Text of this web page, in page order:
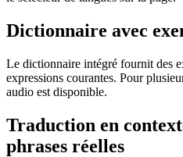
Dictionnaire avec
Le dictionnaire intégré fournit des
expressions courantes. Pour
audio est disponible.
Traduction en
phrases réelles